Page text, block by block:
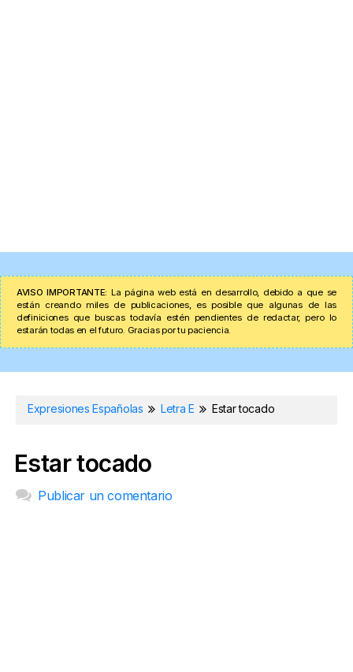
AVISO IMPORTANTE: La página web está en desarrollo, debido a que se
están creando miles de publicaciones, es posible que algunas de las
definiciones que buscas todavía estén pendientes de redactar, pero lo
estarán todas en el futuro. Gracias por tu paciencia.
Expresiones Españolas Letra E Estar tocado
Estar tocado
Publicar un comentario